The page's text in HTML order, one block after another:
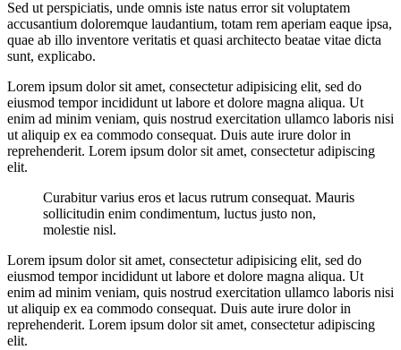
Sed ut perspiciatis, unde omnis iste natus error sit voluptatem
accusantium doloremque laudantium, totam rem aperiam eaque ipsa,
quae ab illo inventore veritatis et quasi architecto beatae vitae dicta
sunt, explicabo.
Lorem ipsum dolor sit amet, consectetur adipisicing elit, sed do
eiusmod tempor incididunt ut labore et dolore magna aliqua. Ut
enim ad minim veniam, quis nostrud exercitation ullamco laboris nisi
ut aliquip ex ea commodo consequat. Duis aute irure dolor in
reprehenderit. Lorem ipsum dolor sit amet, consectetur adipiscing
elit.
Curabitur varius eros et lacus rutrum consequat. Mauris
sollicitudin enim condimentum, luctus justo non,
molestie nisl.
Lorem ipsum dolor sit amet, consectetur adipisicing elit, sed do
eiusmod tempor incididunt ut labore et dolore magna aliqua. Ut
enim ad minim veniam, quis nostrud exercitation ullamco laboris nisi
ut aliquip ex ea commodo consequat. Duis aute irure dolor in
reprehenderit. Lorem ipsum dolor sit amet, consectetur adipiscing
elit.